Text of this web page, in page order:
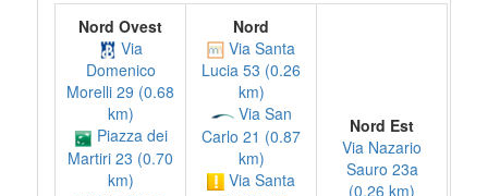
Nord Ovest
Via
Domenico
Morelli 29 (0.68
km)
Piazza dei
Martiri 23 (0.70
km)
Nord
Via Santa
Lucia 53 (0.26
km)
Via San
Carlo 21 (0.87
km)
Via Santa
Nord Est
Via Nazario
Sauro 23a
(0.26 km)